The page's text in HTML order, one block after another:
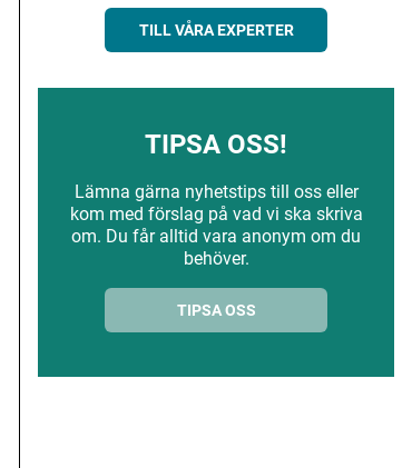
TILL VÅRA EXPERTER
TIPSA OSS!
Lämna gärna nyhetstips till oss eller
kom med förslag på vad vi ska skriva
om. Du får alltid vara anonym om du
behöver.
TIPSA OSS